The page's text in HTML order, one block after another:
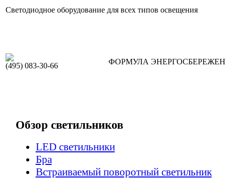
Светодиодное оборудование для всех типов освещения
(495) 083-30-66 ФОРМУЛА
Обзор светильников
LED светильники
Бра
Встраиваемый поворотный светильник